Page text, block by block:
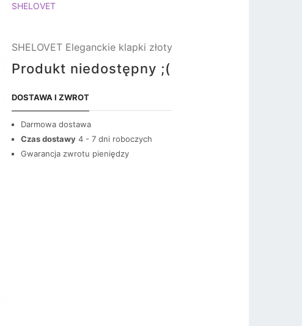
SHELOVET
SHELOVET Eleganckie klapki złoty
Produkt niedostępny ;(
DOSTAWA I ZWROT
Darmowa dostawa
Czas dostawy 4 - 7 dni roboczych
Gwarancja zwrotu pieniędzy